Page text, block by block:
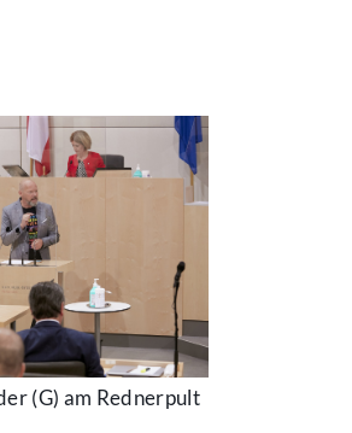
(G) am Rednerpult